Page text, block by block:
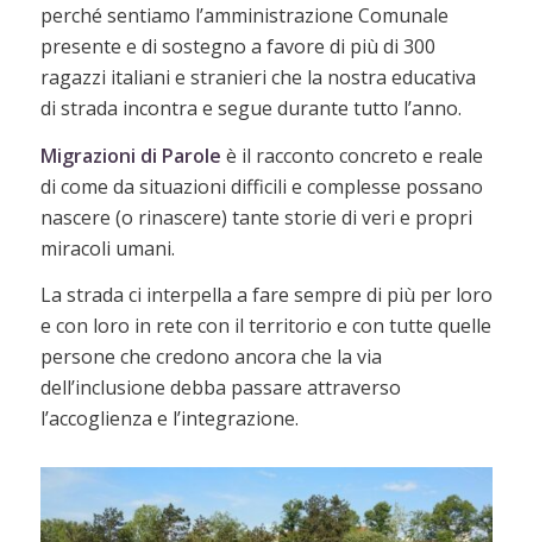
perché sentiamo l’amministrazione Comunale
presente e di sostegno a favore di più di 300
ragazzi italiani e stranieri che la nostra educativa
di strada incontra e segue durante tutto l’anno.
Migrazioni di Parole è il racconto concreto e reale
di come da situazioni difficili e complesse possano
nascere (o rinascere) tante storie di veri e propri
miracoli umani.
La strada ci interpella a fare sempre di più per loro
e con loro in rete con il territorio e con tutte quelle
persone che credono ancora che la via
dell’inclusione debba passare attraverso
l’accoglienza e l’integrazione.